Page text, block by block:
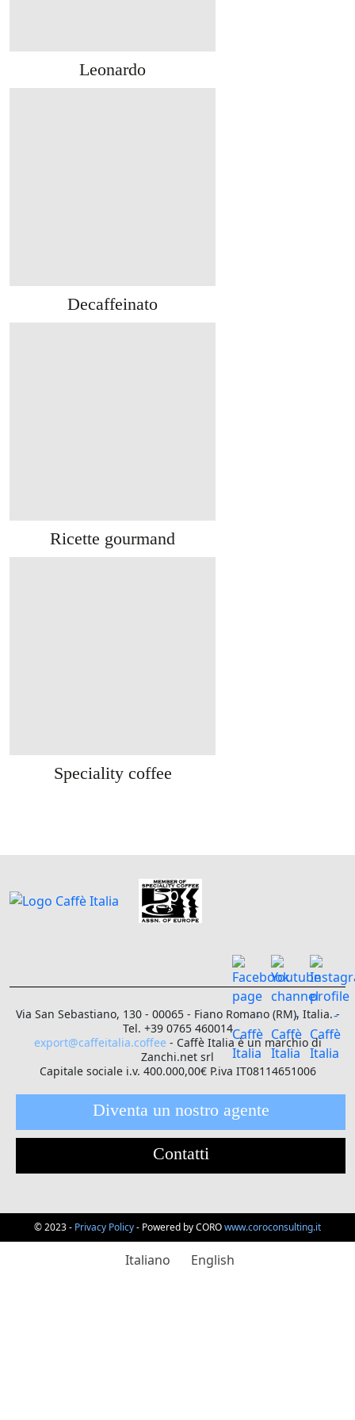
Leonardo
Decaffeinato
Ricette gourmand
Speciality coffee
Via San Sebastiano, 130 - 00065 - Fiano Romano (RM), Italia. -
Tel. +39 0765 460014
export@caffeitalia.coffee - Caffè Italia è un marchio di
Zanchi.net srl
Capitale sociale i.v. 400.000,00€ P.iva IT08114651006
Diventa un nostro agente
Contatti
© 2023 - Privacy Policy- Powered by COROwww.coroconsulting.it
Italiano English